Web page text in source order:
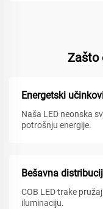
Zašto
Energetski
Naša LED neonska
potrošnju energije.
Bešavna
COB LED trake
iluminaciju.